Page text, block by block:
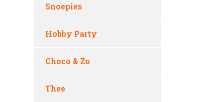
Snoepies
Hobby Party
Choco & Zo
Thee